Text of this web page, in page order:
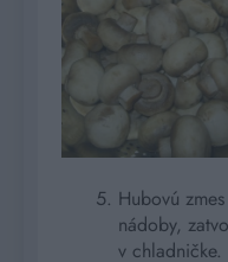
Hubovú
nádoby,
v chladničke.